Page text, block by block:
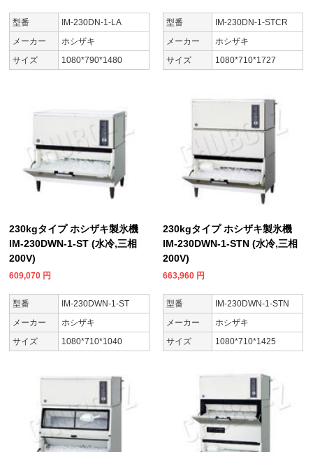
型番
IM-230DN-1-LA
メーカー
ホシザキ
サイズ
1080*790*1480
型番
IM-230DN-1-STCR
メーカー
ホシザキ
サイズ
1080*710*1727
230kgタイプ ホシザキ製氷機
IM-230DWN-1-ST (水冷,三相
200V)
609,070 円
型番
IM-230DWN-1-ST
メーカー
ホシザキ
サイズ
1080*710*1040
230kgタイプ ホシザキ製氷機
IM-230DWN-1-STN (水冷,三相
200V)
663,960 円
型番
IM-230DWN-1-STN
メーカー
ホシザキ
サイズ
1080*710*1425